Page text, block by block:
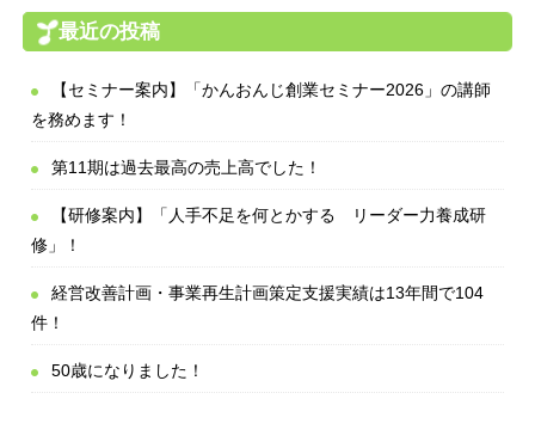
最近の投稿
【セミナー案内】「かんおんじ創業セミナー2026」の講師
を務めます！
第11期は過去最高の売上高でした！
【研修案内】「人手不足を何とかする リーダー力養成研
修」！
経営改善計画・事業再生計画策定支援実績は13年間で104
件！
50歳になりました！